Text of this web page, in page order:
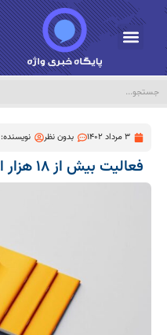
3 مرداد 1402 بدون نظر نویسنده:
فعالیت بیش از ۱۸ هزار اقامتگاه در جاباما